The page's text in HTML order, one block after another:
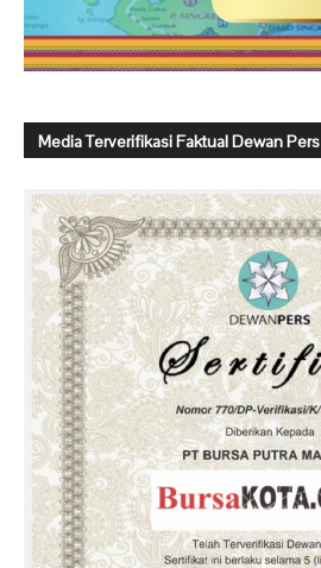
Media Terverifikasi Faktual Dewan Pers